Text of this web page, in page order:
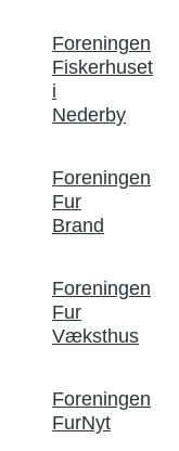
Foreningen
Fiskerhuset
i
Nederby
Foreningen
Fur
Brand
Foreningen
Fur
Væksthus
Foreningen
FurNyt